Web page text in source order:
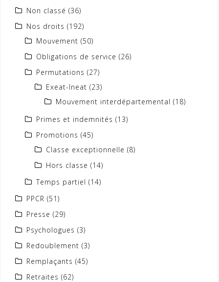
Non classé (36)
Nos droits (192)
Mouvement (50)
Obligations de service (26)
Permutations (27)
Exeat-Ineat (23)
Mouvement interdépartemental (18)
Primes et indemnités (13)
Promotions (45)
Classe exceptionnelle (8)
Hors classe (14)
Temps partiel (14)
PPCR (51)
Presse (29)
Psychologues (3)
Redoublement (3)
Remplaçants (45)
Retraites (62)